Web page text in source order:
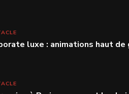
luxe : animations haut de